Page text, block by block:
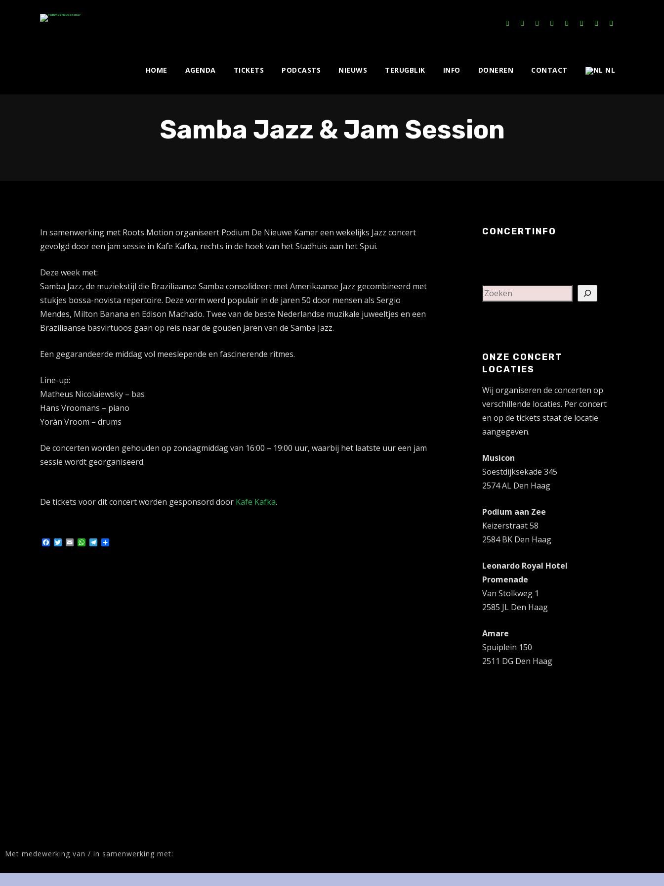
HOME AGENDA TICKETS PODCASTS NIEUWS TERUGBLIK INFO DONEREN CONTACT NL
Samba Jazz & Jam Session
In samenwerking met Roots Motion organiseert Podium De Nieuwe Kamer een wekelijks Jazz concert
gevolgd door een jam sessie in Kafe Kafka, rechts in de hoek van het Stadhuis aan het Spui.
Deze week met:
Samba Jazz, de muziekstijl die Braziliaanse Samba consolideert met Amerikaanse Jazz gecombineerd met
stukjes bossa-novista repertoire. Deze vorm werd populair in de jaren 50 door mensen als Sergio
Mendes, Milton Banana en Edison Machado. Twee van de beste Nederlandse muzikale juweeltjes en een
Braziliaanse basvirtuoos gaan op reis naar de gouden jaren van de Samba Jazz.
Een gegarandeerde middag vol meeslepende en fascinerende ritmes.
Line-up:
Matheus Nicolaiewsky – bas
Hans Vroomans – piano
Yoràn Vroom – drums
De concerten worden gehouden op zondagmiddag van 16:00 – 19:00 uur, waarbij het laatste uur een jam
sessie wordt georganiseerd.
De tickets voor dit concert worden gesponsord door Kafe Kafka.
Facebook
Twitter
EmailWhatsApp
Telegram
Delen
CONCERTINFO
ONZE CONCERT
LOCATIES
Wij organiseren de concerten op
verschillende locaties. Per concert
en op de tickets staat de locatie
aangegeven.
Musicon
Soestdijksekade 345
2574 AL Den Haag
Podium aan Zee
Keizerstraat 58
2584 BK Den Haag
Leonardo Royal Hotel
Promenade
Van Stolkweg 1
2585 JL Den Haag
Amare
Spuiplein 150
2511 DG Den Haag
Met medewerking van / in samenwerking met: